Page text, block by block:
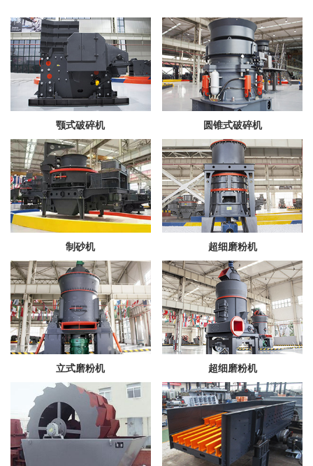
颚式破碎机 圆锥式破碎机
制砂机 超细磨粉机
立式磨粉机 超细磨粉机